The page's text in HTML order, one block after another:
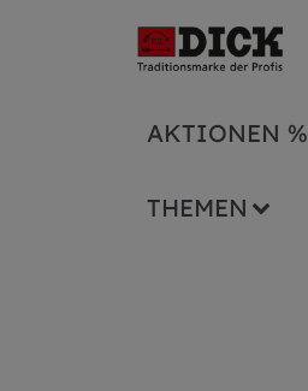
AKTIONEN %
THEMEN